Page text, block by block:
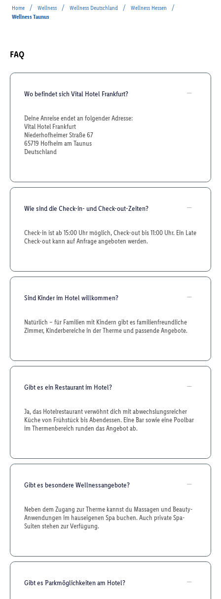
Home / Wellness / Wellness Deutschland / Wellness Hessen /
Wellness Taunus
FAQ
Wo befindet sich Vital Hotel Frankfurt?
Deine Anreise endet an folgender Adresse:
Vital Hotel Frankfurt
Niederhofheimer Straße 67
65719 Hofheim am Taunus
Deutschland
Wie sind die Check-in- und Check-out-Zeiten?
Check-in ist ab 15:00 Uhr möglich, Check-out bis 11:00 Uhr. Ein Late
Check-out kann auf Anfrage angeboten werden.
Sind Kinder im Hotel willkommen?
Natürlich – für Familien mit Kindern gibt es familienfreundliche
Zimmer, Kinderbereiche in der Therme und passende Angebote.
Gibt es ein Restaurant im Hotel?
Ja, das Hotelrestaurant verwöhnt dich mit abwechslungsreicher
Küche von Frühstück bis Abendessen. Eine Bar sowie eine Poolbar
im Thermenbereich runden das Angebot ab.
Gibt es besondere Wellnessangebote?
Neben dem Zugang zur Therme kannst du Massagen und Beauty-
Anwendungen im hauseigenen Spa buchen. Auch private Spa-
Suiten stehen zur Verfügung.
Gibt es Parkmöglichkeiten am Hotel?